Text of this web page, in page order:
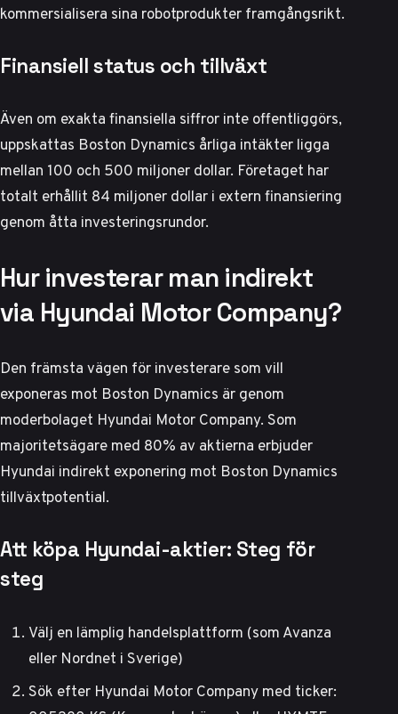
kommersialisera sina robotprodukter framgångsrikt.
Finansiell status och tillväxt
Även om exakta finansiella siffror inte offentliggörs,
uppskattas Boston Dynamics årliga intäkter ligga
mellan 100 och 500 miljoner dollar. Företaget har
totalt erhållit 84 miljoner dollar i extern finansiering
genom åtta investeringsrundor.
Hur investerar man indirekt
via Hyundai Motor Company?
Den främsta vägen för investerare som vill
exponeras mot Boston Dynamics är genom
moderbolaget Hyundai Motor Company. Som
majoritetsägare med 80% av aktierna erbjuder
Hyundai indirekt exponering mot Boston Dynamics
tillväxtpotential.
Att köpa Hyundai-aktier: Steg för
steg
Välj en lämplig handelsplattform (som Avanza
eller Nordnet i Sverige)
Sök efter Hyundai Motor Company med ticker: